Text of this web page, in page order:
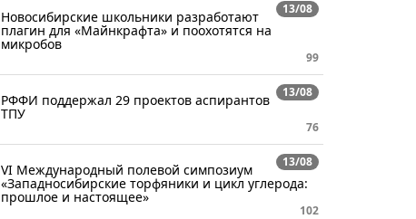
13/08
Новосибирские школьники разработают
плагин для «Майнкрафта» и поохотятся на
микробов
99
13/08
РФФИ поддержал 29 проектов аспирантов
ТПУ
76
13/08
VI Международный полевой симпозиум
«Западносибирские торфяники и цикл углерода:
прошлое и настоящее»
102